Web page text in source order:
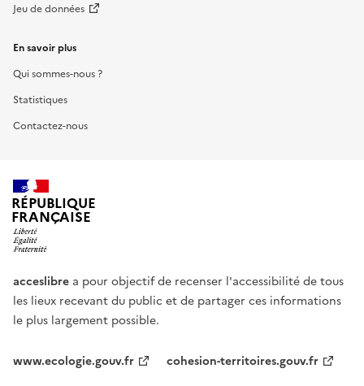
Jeu de données
En savoir plus
Qui sommes-nous ?
Statistiques
Contactez-nous
RÉPUBLIQUE
FRANÇAISE
acceslibre a pour objectif de recenser l'accessibilité de tous
les lieux recevant du public et de partager ces informations
le plus largement possible.
www.ecologie.gouv.fr
cohesion-territoires.gouv.fr